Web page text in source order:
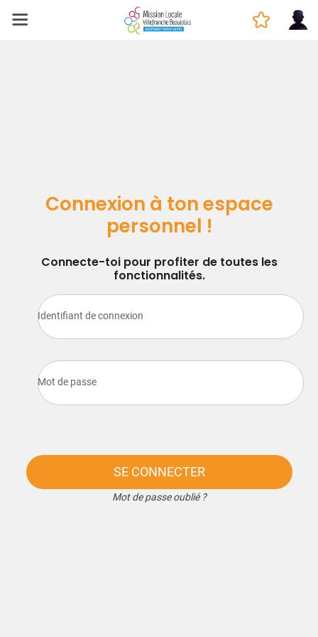
Connexion à ton espace
personnel !
Connecte-toi pour profiter de toutes les
fonctionnalités.
Identifiant de connexion
Mot de passe
SE CONNECTER
Mot de passe oublié ?